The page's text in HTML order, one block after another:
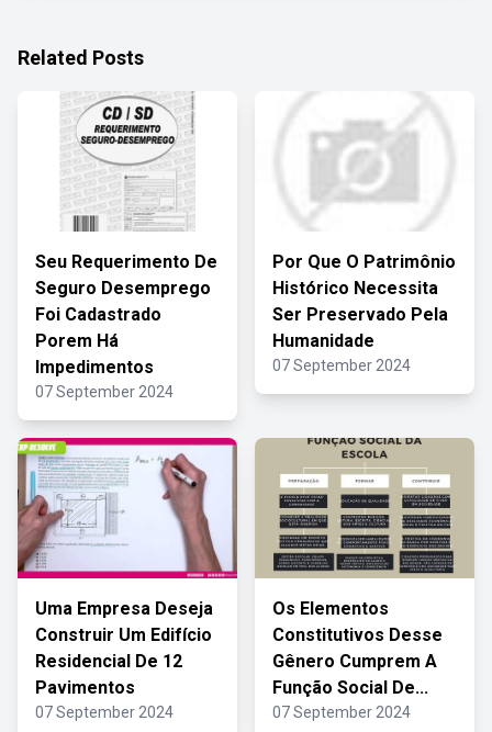
Related Posts
Seu Requerimento De
Seguro Desemprego
Foi Cadastrado
Porem Há
Impedimentos
07 September 2024
Por Que O Patrimônio
Histórico Necessita
Ser Preservado Pela
Humanidade
07 September 2024
Uma Empresa Deseja
Construir Um Edifício
Residencial De 12
Pavimentos
07 September 2024
Os Elementos
Constitutivos Desse
Gênero Cumprem A
Função Social De...
07 September 2024